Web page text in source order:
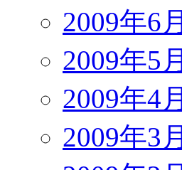
2009年6月
2009年5月
2009年4月
2009年3月